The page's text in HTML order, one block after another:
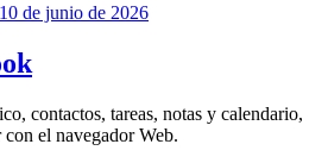
10 de junio de 2026
contactos, tareas, notas y calendario,
con el navegador Web.